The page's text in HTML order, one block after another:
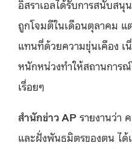
อิสราเอลได้รับการสนับส
ถูกโจมตีในเดือนตุลาคม
แทนที่ด้วยความขุ่นเคือง เ
หนักหน่วงทำให้สถานการ
เรื่อยๆ
สำนักข่าว AP รายงานว่า
และฝั่งพันธมิตรของตน ได้